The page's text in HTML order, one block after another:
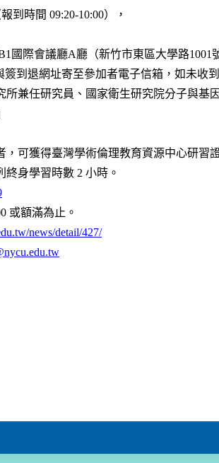
到時間 09:20-10:00），
際會議廳A廳（新竹市東區大學路1001
退網址寄至參加者電子信箱，如未收到
兼任研究員、國家衛生研究院分子與基
可獲得臺灣學術倫理教育資源中心研習
身學習時數 2 小時。
或額滿為止。
news/detail/427/